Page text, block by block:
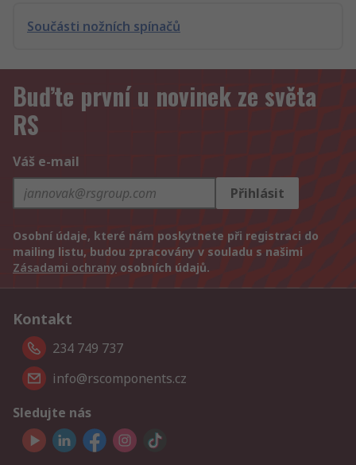
Součásti nožních spínačů
Buďte první u novinek ze světa
RS
Váš e-mail
Přihlásit
Osobní údaje, které nám poskytnete při registraci do
mailing listu, budou zpracovány v souladu s našimi
Zásadami ochrany osobních údajů.
Kontakt
234 749 737
info@rscomponents.cz
Sledujte nás